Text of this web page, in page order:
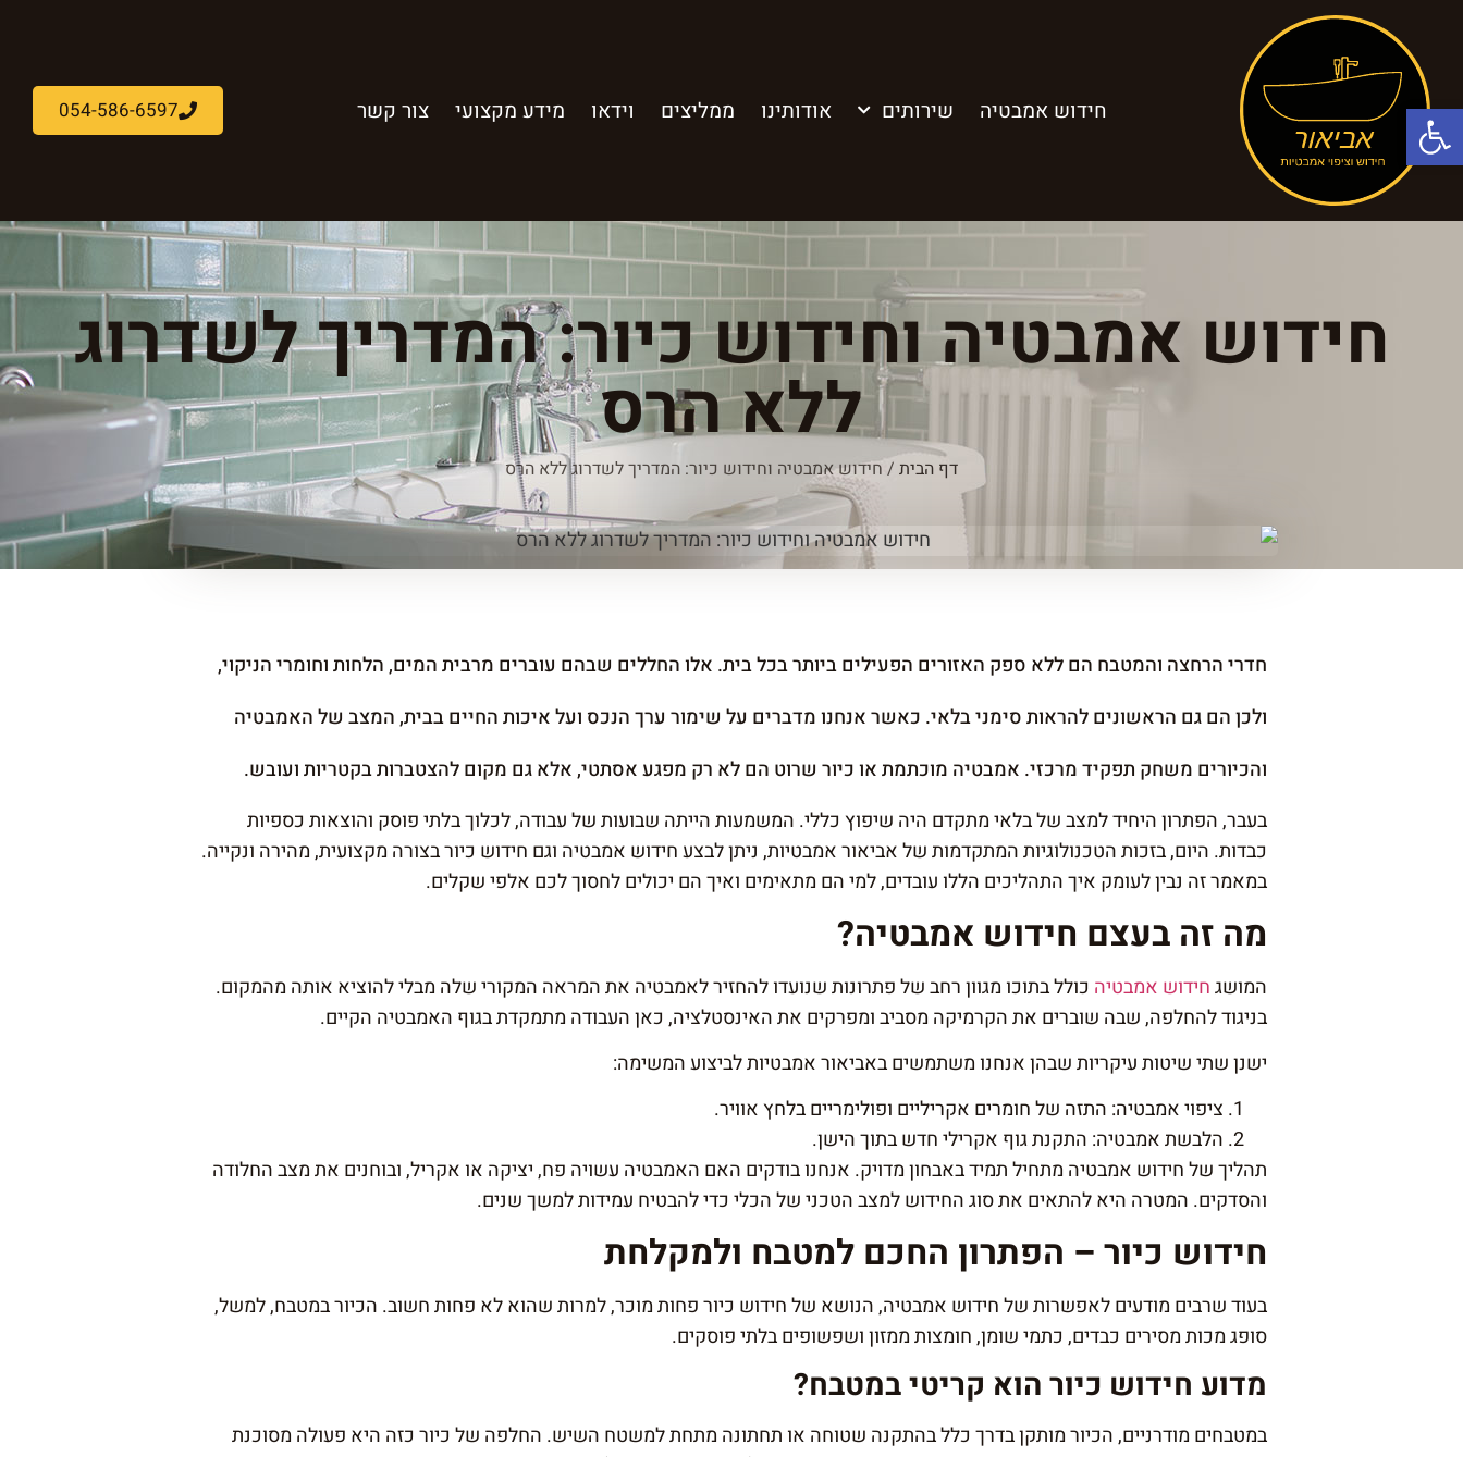
פתח סרגל נגישות חידוש אמבטיה שירותים אודותינו ממליצים וידאו מידע מקצועי צור קשר 054-586-6597
חידוש אמבטיה וחידוש כיור: המדריך לשדרוג
ללא הרס
דף הבית / חידוש אמבטיה וחידוש כיור: המדריך לשדרוג ללא הרס
חדרי הרחצה והמטבח הם ללא ספק האזורים הפעילים ביותר בכל בית. אלו החללים שבהם עוברים מרבית המים, הלחות וחומרי הניקוי,
ולכן הם גם הראשונים להראות סימני בלאי. כאשר אנחנו מדברים על שימור ערך הנכס ועל איכות החיים בבית, המצב של האמבטיה
והכיורים משחק תפקיד מרכזי. אמבטיה מוכתמת או כיור שרוט הם לא רק מפגע אסתטי, אלא גם מקום להצטברות בקטריות ועובש.
בעבר, הפתרון היחיד למצב של בלאי מתקדם היה שיפוץ כללי. המשמעות הייתה שבועות של עבודה, לכלוך בלתי פוסק והוצאות כספיות
כבדות. היום, בזכות הטכנולוגיות המתקדמות של אביאור אמבטיות, ניתן לבצע חידוש אמבטיה וגם חידוש כיור בצורה מקצועית, מהירה ונקייה.
במאמר זה נבין לעומק איך התהליכים הללו עובדים, למי הם מתאימים ואיך הם יכולים לחסוך לכם אלפי שקלים.
מה זה בעצם חידוש אמבטיה?
המושגחידוש אמבטיה כולל בתוכו מגוון רחב של פתרונות שנועדו להחזיר לאמבטיה את המראה המקורי שלה מבלי להוציא אותה מהמקום.
בניגוד להחלפה, שבה שוברים את הקרמיקה מסביב ומפרקים את האינסטלציה, כאן העבודה מתמקדת בגוף האמבטיה הקיים.
ישנן שתי שיטות עיקריות שבהן אנחנו משתמשים באביאור אמבטיות לביצוע המשימה:
ציפוי אמבטיה: התזה של חומרים אקריליים ופולימריים בלחץ אוויר.
הלבשת אמבטיה: התקנת גוף אקרילי חדש בתוך הישן.
תהליך של חידוש אמבטיה מתחיל תמיד באבחון מדויק. אנחנו בודקים האם האמבטיה עשויה פח, יציקה או אקריל, ובוחנים את מצב החלודה
והסדקים. המטרה היא להתאים את סוג החידוש למצב הטכני של הכלי כדי להבטיח עמידות למשך שנים.
חידוש כיור – הפתרון החכם למטבח ולמקלחת
בעוד שרבים מודעים לאפשרות של חידוש אמבטיה, הנושא של חידוש כיור פחות מוכר, למרות שהוא לא פחות חשוב. הכיור במטבח, למשל,
סופג מכות מסירים כבדים, כתמי שומן, חומצות ממזון ושפשופים בלתי פוסקים.
מדוע חידוש כיור הוא קריטי במטבח?
במטבחים מודרניים, הכיור מותקן בדרך כלל בהתקנה שטוחה או תחתונה מתחת למשטח השיש. החלפה של כיור כזה היא פעולה מסוכנת